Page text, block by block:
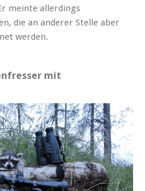
meinte allerdings
die an anderer Stelle aber
werden.
mit